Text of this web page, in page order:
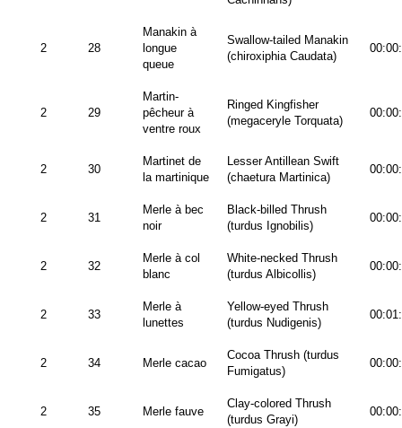
2 28
Manakin à
longue
queue
Swallow-tailed Manakin
(chiroxiphia Caudata)
2 29
Martin-
pêcheur à
ventre roux
Ringed Kingfisher
(megaceryle Torquata)
2 30
Martinet de
la martinique
Lesser Antillean Swift
(chaetura Martinica)
2 31
Merle à bec
noir
Black-billed Thrush
(turdus Ignobilis)
2 32
Merle à col
blanc
White-necked Thrush
(turdus Albicollis)
2 33
Merle à
lunettes
Yellow-eyed Thrush
(turdus Nudigenis)
2 34 Merle cacao
Cocoa Thrush (turdus
Fumigatus)
2 35 Merle fauve
Clay-colored Thrush
(turdus Grayi)